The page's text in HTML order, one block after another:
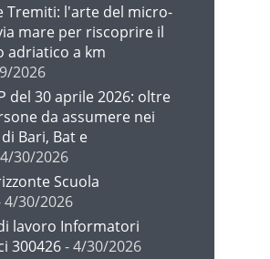
Tremiti: l'arte del micro-
mare per riscoprire il
adriatico a km
2026
del 30 aprile 2026: oltre
da assumere nei
Bari, Bat e
30/2026
Scuola
30/2026
lavoro Informatori
300426- 4/30/2026